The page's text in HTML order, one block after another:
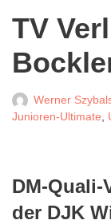
TV
Werner
Junioren-Ultimate,
DM-
der DJK